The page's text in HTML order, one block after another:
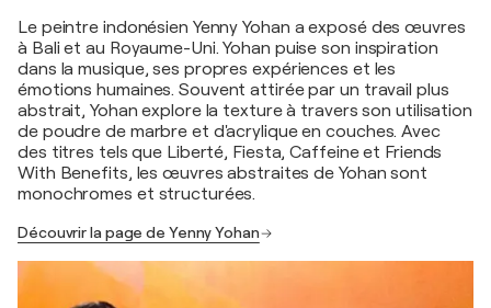
Le peintre indonésien Yenny Yohan a exposé des œuvres
à Bali et au Royaume-Uni. Yohan puise son inspiration
dans la musique, ses propres expériences et les
émotions humaines. Souvent attirée par un travail plus
abstrait, Yohan explore la texture à travers son utilisation
de poudre de marbre et d'acrylique en couches. Avec
des titres tels que Liberté, Fiesta, Caffeine et Friends
With Benefits, les œuvres abstraites de Yohan sont
monochromes et structurées.
Découvrir la page de Yenny Yohan